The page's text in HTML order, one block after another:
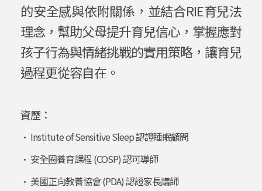
的安全感與依附關係，並結合RIE育兒法
理念，幫助父母提升育兒信心，掌握應對
孩子行為與情緒挑戰的實用策略，讓育兒
過程更從容自在。
資歷：
• Institute of Sensitive Sleep 認證睡眠顧問
• 安全圈養育課程 (COSP) 認可導師
• 美國正向教養協會 (PDA) 認證家長講師